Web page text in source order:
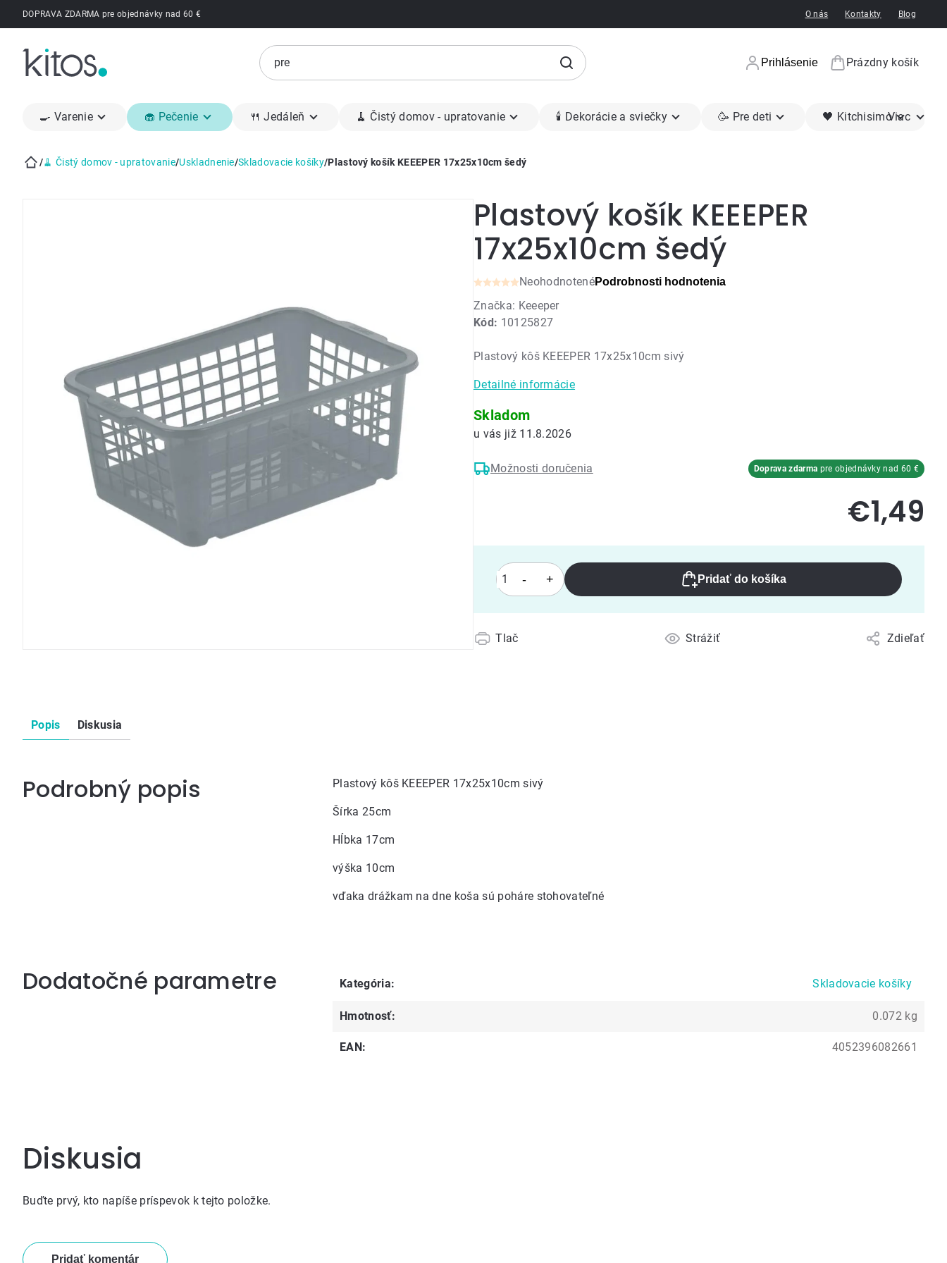
PrejsťDOPRAVA ZDARMA pre objednávky nad 60 € O nás Kontakty Blog
Prihlásenie
Nákupný
Prázdny košík
🍳 Varenie 🧁 Pečenie 🍴 Jedáleň 🧹 Čistý domov - upratovanie 🕯 Dekorácie a sviečky 🥳 Pre deti 🖤 KitchisimoViac
/🧹 Čistý domov - upratovanie/Uskladnenie/Skladovacie košíky/Plastový košík KEEEPER 17x25x10cm šedý
Plastový košík KEEEPER
17x25x10cm šedý
Kód: 10125827
Priemerné
hodnotenie
produktu
0,0
5
hviezdičiek.
NeohodnotenéPodrobnosti hodnotenia
Značka: Keeeper
Pridať do košíka
Plastový kôš KEEEPER 17x25x10cm sivý
Detailné informácie
Tlač Strážiť Zdieľať
Skladom
11.8.2026
Možnosti doručenia Doprava zdarma pre objednávky nad 60 €
€1,49
Popis Diskusia
Podrobný popis Plastový kôš KEEEPER 17x25x10cm sivý
Šírka 25cm
Hĺbka 17cm
výška 10cm
vďaka drážkam na dne koša sú poháre stohovateľné
Dodatočné parametre Kategória: Skladovacie košíky
Hmotnosť: 0.072 kg
EAN: 4052396082661
Diskusia
Buďte prvý, kto napíše príspevok k tejto položke.
Pridať komentár